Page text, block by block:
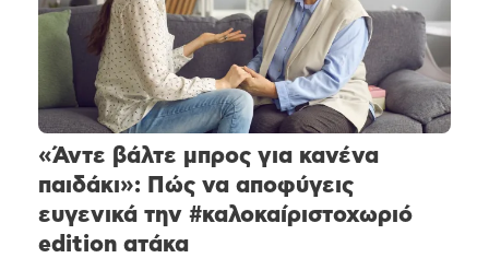
«Άντε βάλτε μπρος για κανένα
παιδάκι»: Πώς να αποφύγεις
ευγενικά την #καλοκαίριστοχωριό
edition ατάκα